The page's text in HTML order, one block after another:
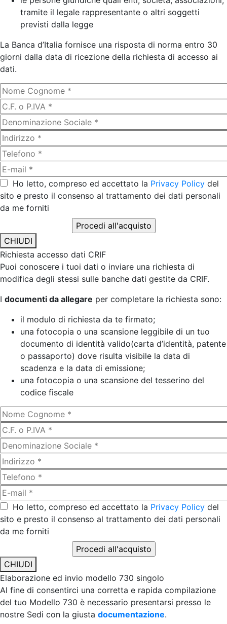
tramite il legale rappresentante o altri soggetti
previsti dalla legge
La Banca d’Italia fornisce una risposta di norma entro 30
giorni dalla data di ricezione della richiesta di accesso ai
dati.
Ho letto, compreso ed accettato la Privacy Policy del
sito e presto il consenso al trattamento dei dati personali
da me forniti
CHIUDI
Richiesta accesso dati CRIF
Puoi conoscere i tuoi dati o inviare una richiesta di
modifica degli stessi sulle banche dati gestite da CRIF.
I documenti da allegare per completare la richiesta sono:
il modulo di richiesta da te firmato;
una fotocopia o una scansione leggibile di un tuo
documento di identità valido(carta d’identità, patente
o passaporto) dove risulta visibile la data di
scadenza e la data di emissione;
una fotocopia o una scansione del tesserino del
codice fiscale
Ho letto, compreso ed accettato la Privacy Policy del
sito e presto il consenso al trattamento dei dati personali
da me forniti
CHIUDI
Elaborazione ed invio modello 730 singolo
Al fine di consentirci una corretta e rapida compilazione
del tuo Modello 730 è necessario presentarsi presso le
nostre Sedi con la giusta documentazione.